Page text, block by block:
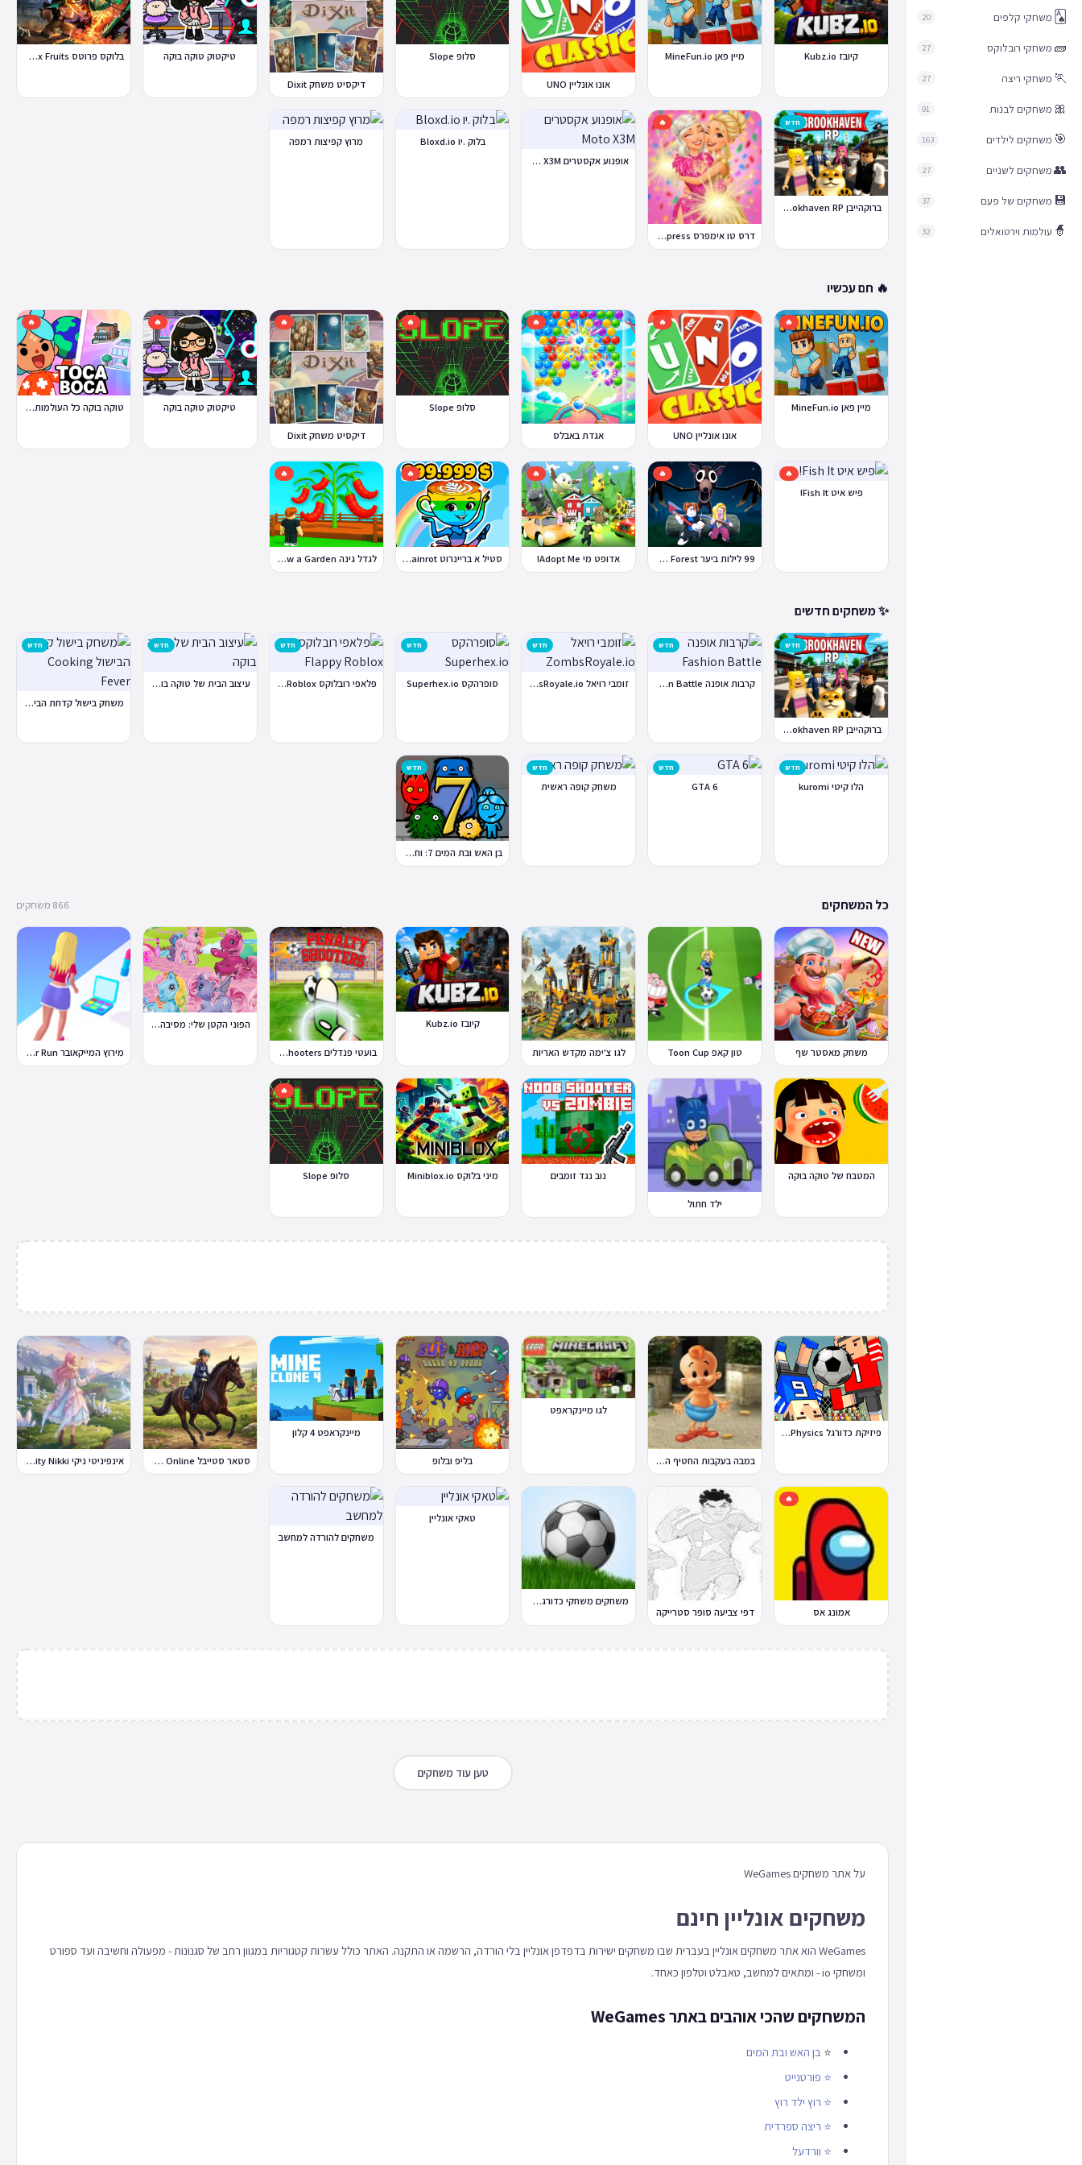
🂡 משחקי קלפים 20
🧱 משחקי רובלוקס 27
🏃 משחקי ריצה 27
🎀 משחקים לבנות 91
🎯 משחקים לילדים 163
👥משחקים לשניים 27
💾 משחקים של פעם 37
🧙 עולמות וירטואלים 32
שחקנים, משחקי מיינקראפט, משחקי רובלוקס ועוד..
הצעת משחק יש משחק שאתם אוהבים ולא מוצאים
באתר? צרו קשר ונשמח לבדוק את זה.אודות
WeGames
WeGames פועל מאז 2011 - למעלה
טכנולוגי משמעותי לאורך הדרך: מדור המשחקים
המקוריים באתר, למעבר מלא למשחקי HTML5
שרצים בכל דפדפן מודרני ובכל מכשיר - כולל
טלפונים וטאבלטים, שבתקופת ה-Flash כלל לא יכלו
להריץ את המשחקים. ההתאמה הזו מבטיחה שגם
המשחקים הוותיקים ביותר באתר עדיין נגישים היום,
לצד תוספות שוטפות של משחקים חדשים.
קיובז Kubz.io מיין פאן MineFun.io
אונו אונליין UNO
סלופ Slope
דיקסיט משחק Dixit
טיקטוק טוקה בוקה בלוקס פרוטס Blox Fruits
חדש
ברוקהייבן Brookhaven RP
🔥
דרס טו אימפרס Dress To Impress
אופנוע אקסטרים Moto X3M
בלוק .יו Bloxd.io מרוץ קפיצות רמפה
🔥 חם עכשיו
🔥
מיין פאן MineFun.io
🔥
אונו אונליין UNO
🔥
אגדת באבלס
🔥
סלופ Slope
🔥
דיקסיט משחק Dixit
🔥
טיקטוק טוקה בוקה
🔥
טוקה בוקה כל העולמות בחינם
🔥
פיש איט Fish It!
🔥
99 לילות ביער Nights in the Forest
🔥
אדופט מי Adopt Me!
🔥
סטיל א בריינרוט Steal a Brainrot
🔥
לגדל גינה Grow a Garden
✨ משחקים חדשים
חדש
ברוקהייבן Brookhaven RP
חדש
קרבות אופנה Fashion Battle
חדש
זומבי רויאל ZombsRoyale.io
חדש
סופרהקס Superhex.io
חדש
פלאפי רובלוקס Flappy Roblox
חדש
עיצוב הבית של טוקה בוקה
חדש
משחק בישול קדחת הבישול Cooking Fever
חדש
הלו קיטי kuromi
חדש
GTA 6
חדש
משחק קופה ראשית
חדש
בן האש ובת המים 7: וחברים
כל המשחקים 866 משחקים
משחק מאסטר שף טון קאפ Toon Cup לגו צ'ימה מקדש האריות
קיובז Kubz.io
בועטי פנדלים Penalty Shooters
הפוני הקטן שלי: מסיבה בכפר
מירוץ המייקאובר Makeover Run
המטבח של טוקה בוקה
ילד חתול
נוב נגד זומבים מיני בלוקס Miniblox.io
🔥
סלופ Slope
פיזיקת כדורגל Soccer Physics
במבה בעקבות החטיף החטוף 2
לגו מיינקראפט
בליפ ובלופ
מיינקראפט 4 קלון
סטאר סטייבל Star Stable Online אינפיניטי ניקי Infinity Nikki
🔥
אמונג אס דפי צביעה סופר סטרייקה
משחקים משחקי כדורגל במחשב וברשת
טאקי אונליין
משחקים להורדה למחשב
טען עוד משחקים
על אתר משחקים WeGames
משחקים אונליין חינם
WeGames הוא אתר משחקים אונליין בעברית שבו משחקים ישירות בדפדפן אונליין בלי הורדה, הרשמה או התקנה. האתר כולל עשרות קטגוריות במגוון רחב של סגנונות - מפעולה וחשיבה ועד ספורט
ומשחקי io - ומתאים למחשב, טאבלט וטלפון כאחד.
המשחקים שהכי אוהבים באתר WeGames
⭐ בן האש ובת המים
⭐ פורטנייט
⭐ רוץ ילד רוץ
⭐ ריצה ספרדית
⭐ וורדעל